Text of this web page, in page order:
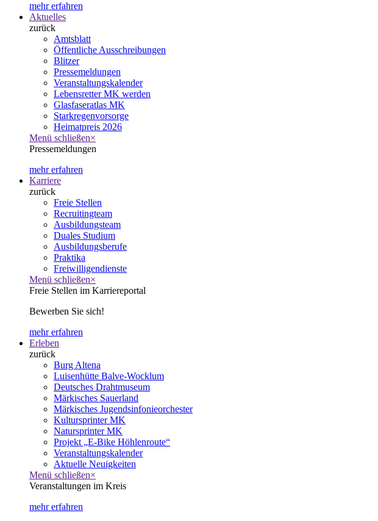
mehr erfahren
Aktuelles
zurück
Amtsblatt
Öffentliche Ausschreibungen
Blitzer
Pressemeldungen
Veranstaltungskalender
Lebensretter MK werden
Glasfaseratlas MK
Starkregenvorsorge
Heimatpreis 2026
Menü schließen×
Pressemeldungen
mehr erfahren
Karriere
zurück
Freie Stellen
Recruitingteam
Ausbildungsteam
Duales Studium
Ausbildungsberufe
Praktika
Freiwilligendienste
Menü schließen×
Freie Stellen im Karriereportal
Bewerben Sie sich!
mehr erfahren
Erleben
zurück
Burg Altena
Luisenhütte Balve-Wocklum
Deutsches Drahtmuseum
Märkisches Sauerland
Märkisches Jugendsinfonieorchester
Kultursprinter MK
Natursprinter MK
Projekt „E-Bike Höhlenroute“
Veranstaltungskalender
Aktuelle Neuigkeiten
Menü schließen×
Veranstaltungen im Kreis
mehr erfahren